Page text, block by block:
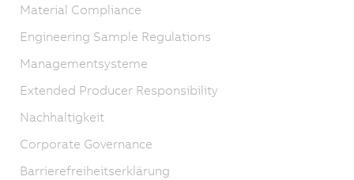
Material Compliance
Engineering Sample Regulations
Managementsysteme
Extended Producer Responsibility
Nachhaltigkeit
Corporate Governance
Barrierefreiheitserklärung